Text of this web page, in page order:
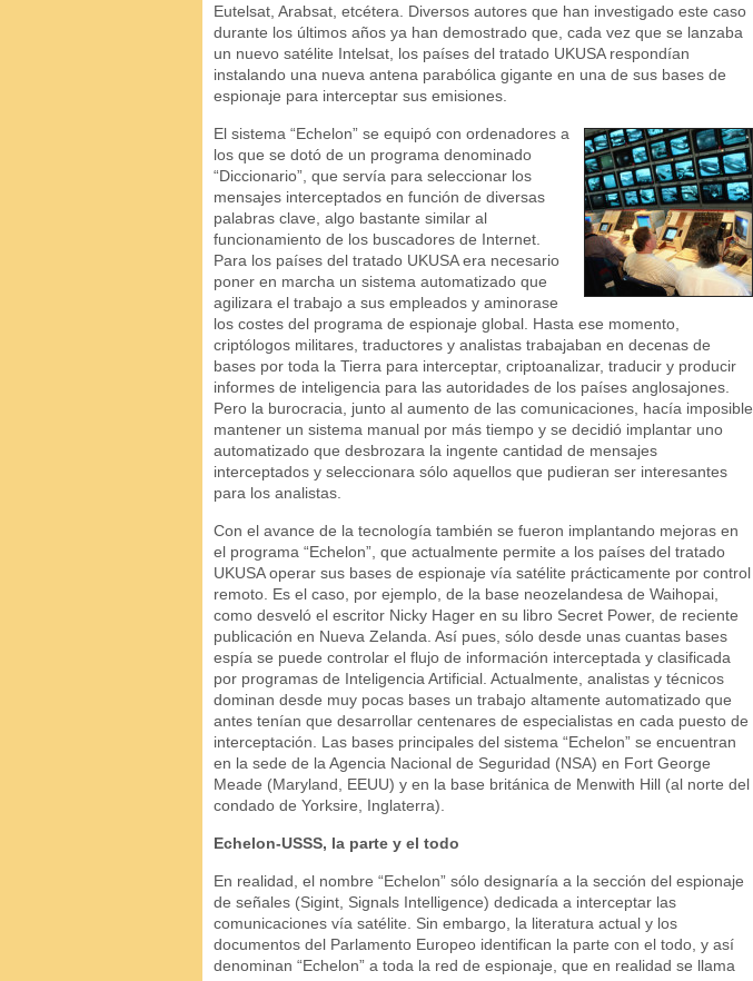
Eutelsat, Arabsat, etcétera. Diversos autores que han investigado este caso
durante los últimos años ya han demostrado que, cada vez que se lanzaba
un nuevo satélite Intelsat, los países del tratado UKUSA respondían
instalando una nueva antena parabólica gigante en una de sus bases de
espionaje para interceptar sus emisiones.
El sistema “Echelon” se equipó con ordenadores a
los que se dotó de un programa denominado
“Diccionario”, que servía para seleccionar los
mensajes interceptados en función de diversas
palabras clave, algo bastante similar al
funcionamiento de los buscadores de Internet.
Para los países del tratado UKUSA era necesario
poner en marcha un sistema automatizado que
agilizara el trabajo a sus empleados y aminorase
los costes del programa de espionaje global. Hasta ese momento,
criptólogos militares, traductores y analistas trabajaban en decenas de
bases por toda la Tierra para interceptar, criptoanalizar, traducir y producir
informes de inteligencia para las autoridades de los países anglosajones.
Pero la burocracia, junto al aumento de las comunicaciones, hacía imposible
mantener un sistema manual por más tiempo y se decidió implantar uno
automatizado que desbrozara la ingente cantidad de mensajes
interceptados y seleccionara sólo aquellos que pudieran ser interesantes
para los analistas.
Con el avance de la tecnología también se fueron implantando mejoras en
el programa “Echelon”, que actualmente permite a los países del tratado
UKUSA operar sus bases de espionaje vía satélite prácticamente por control
remoto. Es el caso, por ejemplo, de la base neozelandesa de Waihopai,
como desveló el escritor Nicky Hager en su libro Secret Power, de reciente
publicación en Nueva Zelanda. Así pues, sólo desde unas cuantas bases
espía se puede controlar el flujo de información interceptada y clasificada
por programas de Inteligencia Artificial. Actualmente, analistas y técnicos
dominan desde muy pocas bases un trabajo altamente automatizado que
antes tenían que desarrollar centenares de especialistas en cada puesto de
interceptación. Las bases principales del sistema “Echelon” se encuentran
en la sede de la Agencia Nacional de Seguridad (NSA) en Fort George
Meade (Maryland, EEUU) y en la base británica de Menwith Hill (al norte del
condado de Yorksire, Inglaterra).
Echelon-USSS, la parte y el todo
En realidad, el nombre “Echelon” sólo designaría a la sección del espionaje
de señales (Sigint, Signals Intelligence) dedicada a interceptar las
comunicaciones vía satélite. Sin embargo, la literatura actual y los
documentos del Parlamento Europeo identifican la parte con el todo, y así
denominan “Echelon” a toda la red de espionaje, que en realidad se llama